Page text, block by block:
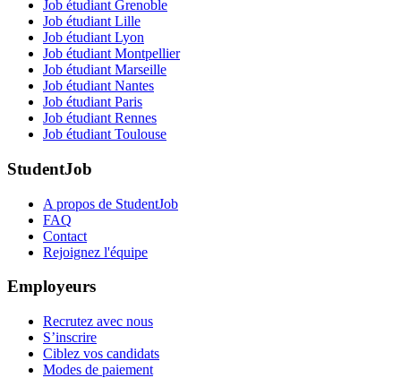
Job étudiant Grenoble
Job étudiant Lille
Job étudiant Lyon
Job étudiant Montpellier
Job étudiant Marseille
Job étudiant Nantes
Job étudiant Paris
Job étudiant Rennes
Job étudiant Toulouse
StudentJob
A propos de StudentJob
FAQ
Contact
Rejoignez l'équipe
Employeurs
Recrutez avec nous
S’inscrire
Ciblez vos candidats
Modes de paiement